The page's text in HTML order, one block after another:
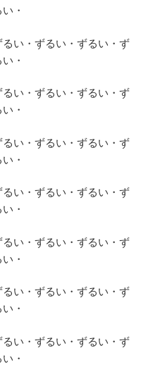
・
い・ずるい・ずるい・ず
・
い・ずるい・ずるい・ず
・
い・ずるい・ずるい・ず
・
い・ずるい・ずるい・ず
・
い・ずるい・ずるい・ず
・
い・ずるい・ずるい・ず
・
い・ずるい・ずるい・ず
・